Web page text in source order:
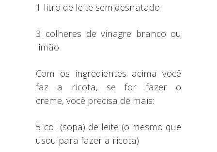
1 litro de leite semidesnatado
3 colheres de vinagre branco ou
limão
Com os ingredientes acima você
faz a ricota, se for fazer o
creme, você precisa de mais:
5 col. (sopa) de leite (o mesmo que
usou para fazer a ricota)